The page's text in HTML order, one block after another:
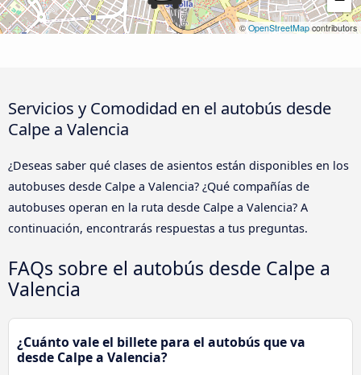
© OpenStreetMap contributors
Servicios y Comodidad en el autobús desde
Calpe a Valencia
¿Deseas saber qué clases de asientos están disponibles en los
autobuses desde Calpe a Valencia? ¿Qué compañías de
autobuses operan en la ruta desde Calpe a Valencia? A
continuación, encontrarás respuestas a tus preguntas.
FAQs sobre el autobús desde Calpe a
Valencia
¿Cuánto vale el billete para el autobús que va
desde Calpe a Valencia?